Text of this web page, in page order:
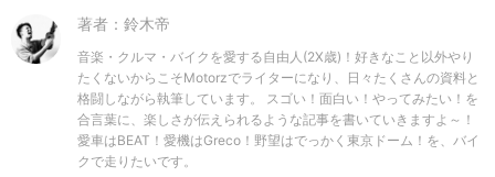
著者：鈴木帝
音楽・クルマ・バイクを愛する自由人(2X歳)！好きなこと以外やり
たくないからこそMotorzでライターになり、日々たくさんの資料と
格闘しながら執筆しています。 スゴい！面白い！やってみたい！を
合言葉に、楽しさが伝えられるような記事を書いていきますよ～！
愛車はBEAT！愛機はGreco！野望はでっかく東京ドーム！を、バイ
クで走りたいです。